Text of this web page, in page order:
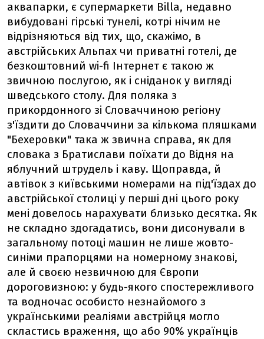
аквапарки, є супермаркети Billa, недавно
вибудовані гірські тунелі, котрі нічим не
відрізняються від тих, що, скажімо, в
австрійських Альпах чи приватні готелі, де
безкоштовний wi-fi Інтернет є такою ж
звичною послугою, як і сніданок у вигляді
шведського столу. Для поляка з
прикордонного зі Словаччиною регіону
з'їздити до Словаччини за кількома пляшками
"Бехеровки" така ж звична справа, як для
словака з Братислави поїхати до Відня на
яблучний штрудель і каву. Щоправда, й
автівок з київськими номерами на під'їздах до
австрійської столиці у перші дні цього року
мені довелось нарахувати близько десятка. Як
не складно здогадатись, вони дисонували в
загальному потоці машин не лише жовто-
синіми прапорцями на номерному знакові,
але й своєю незвичною для Європи
дороговизною: у будь-якого спостережливого
та водночас особисто незнайомого з
українськими реаліями австрійця могло
скластись враження, що або 90% українців